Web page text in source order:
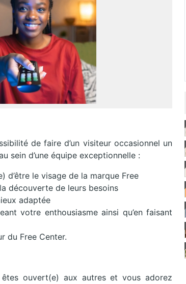
de faire d’un visiteur occasionnel un
sein d’une équipe exceptionnelle :
d’être le visage de la marque Free
découverte de leurs besoins
adaptée
votre enthousiasme ainsi qu’en faisant
du Free Center.
ouvert(e) aux autres et vous adorez